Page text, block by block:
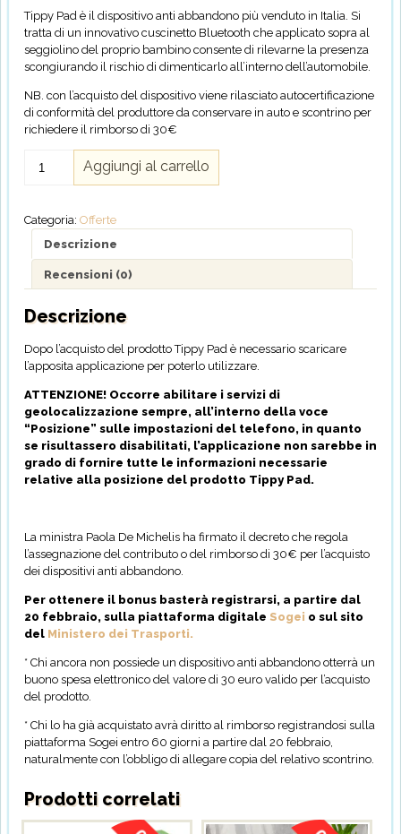
era:
59,90€.
è:
30,00€.
Tippy Pad è il dispositivo anti abbandono più venduto in Italia. Si
tratta di un innovativo cuscinetto Bluetooth che applicato sopra al
seggiolino del proprio bambino consente di rilevarne la presenza
scongiurando il rischio di dimenticarlo all’interno dell’automobile.
NB. con l’acquisto del dispositivo viene rilasciato autocertificazione
di conformità del produttore da conservare in auto e scontrino per
richiedere il rimborso di 30€
PAD
Aggiungi al carrello
Categoria: Offerte
Descrizione
Recensioni (0)
Descrizione
Dopo l’acquisto del prodotto Tippy Pad è necessario scaricare
l’apposita applicazione per poterlo utilizzare.
ATTENZIONE! Occorre abilitare i servizi di
geolocalizzazione sempre, all’interno della voce
“Posizione” sulle impostazioni del telefono, in quanto
se risultassero disabilitati, l’applicazione non sarebbe in
grado di fornire tutte le informazioni necessarie
relative alla posizione del prodotto Tippy Pad.
La ministra Paola De Michelis ha firmato il decreto che regola
l’assegnazione del contributo o del rimborso di 30€ per l’acquisto
dei dispositivi anti abbandono.
Per ottenere il bonus basterà registrarsi, a partire dal
20 febbraio, sulla piattaforma digitale Sogei o sul sito
del Ministero dei Trasporti.
* Chi ancora non possiede un dispositivo anti abbandono otterrà un
buono spesa elettronico del valore di 30 euro valido per l’acquisto
del prodotto.
* Chi lo ha già acquistato avrà diritto al rimborso registrandosi sulla
piattaforma Sogei entro 60 giorni a partire dal 20 febbraio,
naturalmente con l’obbligo di allegare copia del relativo scontrino.
Prodotti correlati